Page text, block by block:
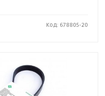
Код: 678805-20